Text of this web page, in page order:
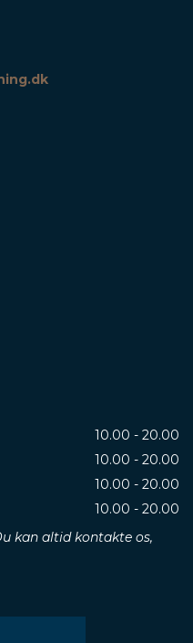
10.00 - 20.00
10.00 - 20.00
10.00 - 20.00
10.00 - 20.00
kan altid kontakte os,